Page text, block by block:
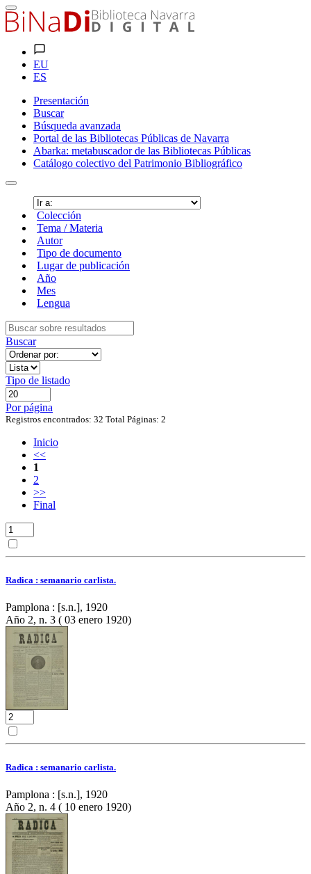
EU
ES
Presentación
Buscar
Búsqueda avanzada
Portal de las Bibliotecas Públicas de Navarra
Abarka: metabuscador de las Bibliotecas Públicas
Catálogo colectivo del Patrimonio Bibliográfico
Colección
Tema / Materia
Autor
Tipo de documento
Lugar de publicación
Año
Mes
Lengua
Buscar
Tipo de listado
Por página
Registros encontrados: 32 Total Páginas: 2
Inicio
<<
1
2
>>
Final
Radica : semanario carlista.
Pamplona : [s.n.], 1920
Año 2, n. 3 ( 03 enero 1920)
Radica : semanario carlista.
Pamplona : [s.n.], 1920
Año 2, n. 4 ( 10 enero 1920)